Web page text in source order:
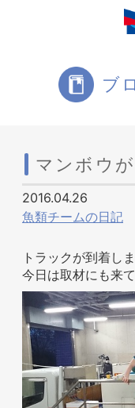
ブ
マンボウ
2016.04.26
魚類チームの日記
トラックが到着しま
今日は取材にも来